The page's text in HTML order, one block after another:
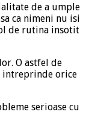
de a umple
ca nimeni nu isi
de rutina insotit
O astfel de
intreprinde orice
serioase cu